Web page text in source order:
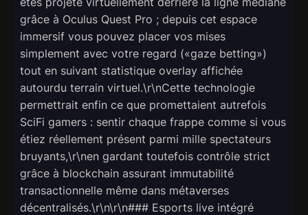
grâce à Oculus Quest Pro ; depuis cet espace
immersif vous pouvez placer vos mises
simplement avec votre regard («gaze betting»)
tout en suivant statistique overlay affichée
autourdu terrain virtuel.\r\nCette technologie
permettrait enfin ce que promettaient autrefois
SciFi gamers : sentir chaque frappe comme si vous
étiez réellement présent parmi mille spectateurs
bruyants,\r\nen gardant toutefois contrôle strict
grâce à blockchain assurant immutabilité
transactionnelle même dans métaverses
décentralisés.\r\n\r\n### Esports live intégré